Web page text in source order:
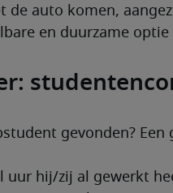
de auto komen,
en duurzame
gevonden?